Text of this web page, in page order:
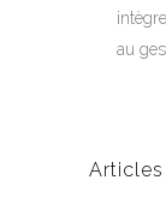
au